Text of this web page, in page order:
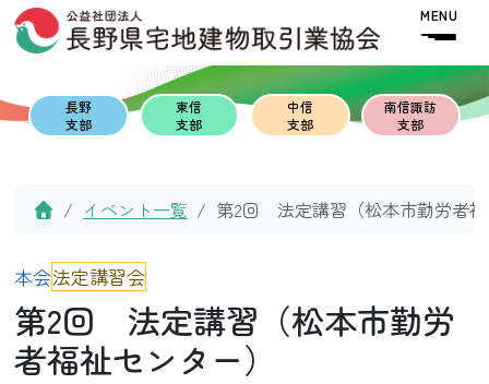
Skip to content
Skip to footer
長野
支部
東信
支部
中信
支部
南信諏訪
支部
Homeイベント一覧 第2回 法定講習（松本市勤労者
本会法定講習会
第2回 法定講習（松本市勤労
者福祉センター）
MENU